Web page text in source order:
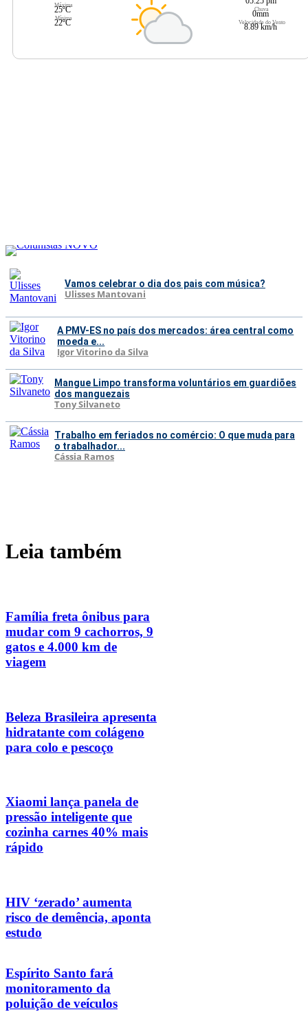
Máxima
25ºC
Mínima
22ºC
Chuva
0mm
Velocidade do Vento
8.89 km/h
Vamos celebrar o dia dos pais com música?
Ulisses Mantovani
A PMV-ES no país dos mercados: área central como
moeda e...
Igor Vitorino da Silva
Mangue Limpo transforma voluntários em guardiões
dos manguezais
Tony Silvaneto
Trabalho em feriados no comércio: O que muda para
o trabalhador...
Cássia Ramos
Leia também
Família freta ônibus para
mudar com 9 cachorros, 9
gatos e 4.000 km de
viagem
Beleza Brasileira apresenta
hidratante com colágeno
para colo e pescoço
Xiaomi lança panela de
pressão inteligente que
cozinha carnes 40% mais
rápido
HIV ‘zerado’ aumenta
risco de demência, aponta
estudo
Espírito Santo fará
monitoramento da
poluição de veículos